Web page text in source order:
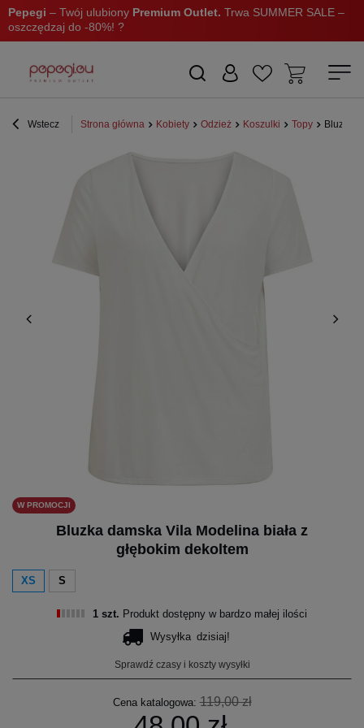
Pepegi – Twój ulubiony Premium Outlet. Trwa SUMMER SALE –
oszczędzaj do -80%! ?
Wstecz Strona główna Kobiety Odzież Koszulki Topy Bluzka
W PROMOCJI
Bluzka damska Vila Modelina biała z
głębokim dekoltem
XS S
1 szt. Produkt dostępny w bardzo małej ilości
Wysyłka dzisiaj!
Sprawdź czasy i koszty wysyłki
Cena katalogowa:119,00 zł